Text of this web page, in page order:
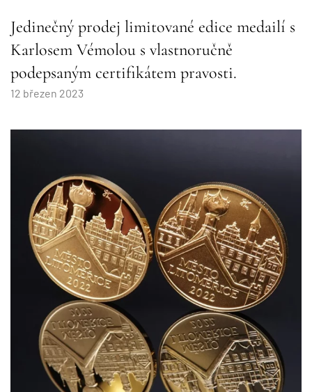
Jedinečný prodej limitované edice medailí s
Karlosem Vémolou s vlastnoručně
podepsaným certifikátem pravosti.
12 březen 2023